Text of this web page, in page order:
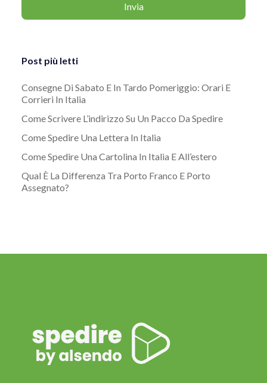
Post più letti
Consegne Di Sabato E In Tardo Pomeriggio: Orari E
Corrieri In Italia
Come Scrivere L’indirizzo Su Un Pacco Da Spedire
Come Spedire Una Lettera In Italia
Come Spedire Una Cartolina In Italia E All’estero
Qual È La Differenza Tra Porto Franco E Porto
Assegnato?